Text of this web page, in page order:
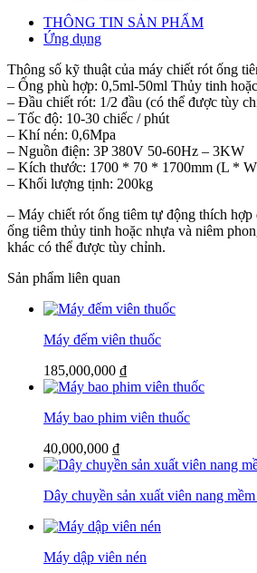
THÔNG TIN SẢN PHẨM
Ứng dụng
Thông số kỹ thuật của máy chiết rót ống
– Ống phù hợp: 0,5ml-50ml Thủy tinh
– Đầu chiết rót: 1/2 đầu (có thể được tùy
– Tốc độ: 10-30 chiếc / phút
– Khí nén: 0,6Mpa
– Nguồn điện: 3P 380V 50-60Hz – 3KW
– Kích thước: 1700 * 70 * 1700mm (L *
– Khối lượng tịnh: 200kg
– Máy chiết rót ống tiêm tự động thích hợp
ống tiêm thủy tinh hoặc nhựa và niêm
khác có thể được tùy chỉnh.
Sản phẩm liên quan
Máy đếm viên thuốc
185,000,000 ₫
Máy bao phim viên thuốc
40,000,000 ₫
Dây chuyền sản xuất viên nang
Máy dập viên nén